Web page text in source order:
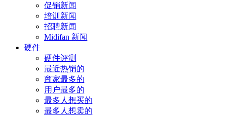
促销新闻
培训新闻
招聘新闻
Midifan 新闻
硬件
硬件评测
最近热销的
商家最多的
用户最多的
最多人想买的
最多人想卖的